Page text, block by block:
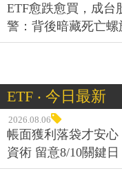
ETF愈跌愈買，成台
警：背後暗藏死亡螺
ETF ‧ 今日最新
2026.08.06
帳面獲利落袋才安
資術 留意8/10關鍵日